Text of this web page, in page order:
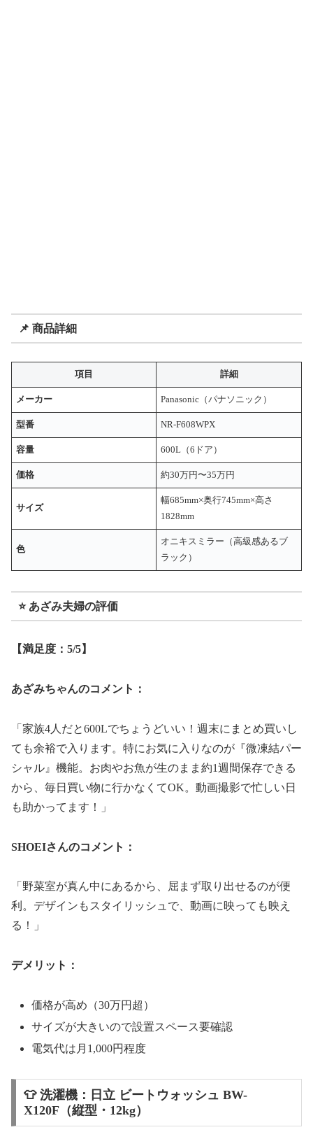
📌 商品詳細
項目 詳細
メーカー Panasonic（パナソニック）
型番 NR-F608WPX
容量 600L（6ドア）
価格 約30万円〜35万円
サイズ
幅685mm×奥行745mm×高さ
1828mm
色
オニキスミラー（高級感あるブ
ラック）
⭐ あざみ夫婦の評価
【満足度：5/5】
あざみちゃんのコメント：
「家族4人だと600Lでちょうどいい！週末にまとめ買いし
ても余裕で入ります。特にお気に入りなのが『微凍結パー
シャル』機能。お肉やお魚が生のまま約1週間保存できる
から、毎日買い物に行かなくてOK。動画撮影で忙しい日
も助かってます！」
SHOEIさんのコメント：
「野菜室が真ん中にあるから、屈まず取り出せるのが便
利。デザインもスタイリッシュで、動画に映っても映え
る！」
デメリット：
価格が高め（30万円超）
サイズが大きいので設置スペース要確認
電気代は月1,000円程度
👕 洗濯機：日立 ビートウォッシュ BW-
X120F（縦型・12kg）